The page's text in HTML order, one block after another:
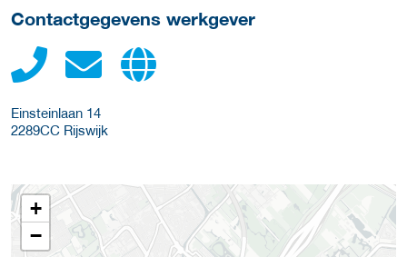
Contactgegevens werkgever
Einsteinlaan 14
2289CC Rijswijk
+
−